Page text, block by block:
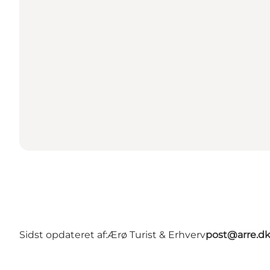
Sidst opdateret af:Ærø Turist & Erhvervpost@arre.dk